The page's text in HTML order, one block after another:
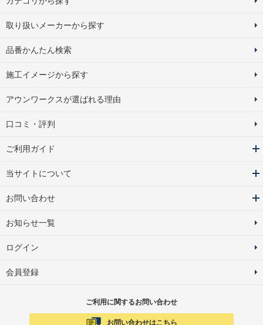
取り扱いメーカーから探す
品番かんたん検索
施工イメージから探す
アウンワークスが選ばれる理由
口コミ・評判
ご利用ガイド
当サイトについて
お問い合わせ
お知らせ一覧
ログイン
会員登録
ご利用に関するお問い合わせ
お問い合わせはこちら